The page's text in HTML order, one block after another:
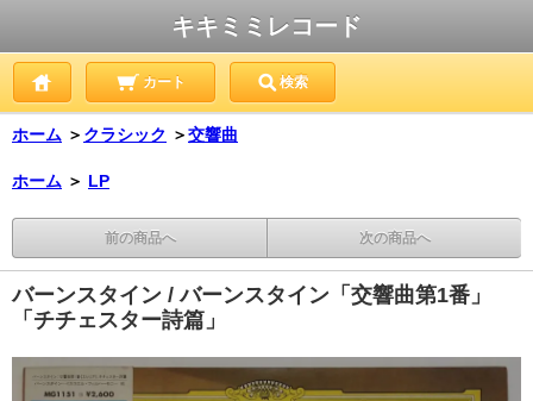
キキミミレコード
カート 検索
ホーム ＞ クラシック ＞交響曲
ホーム ＞ LP
前の商品へ 次の商品へ
バーンスタイン / バーンスタイン「交響曲第1番」
「チチェスター詩篇」